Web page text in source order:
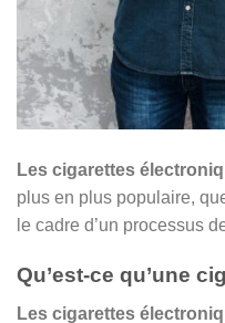
Les cigarettes
plus en plus populaire,
le cadre d’un processus
Qu’est-ce qu’une
Les cigarettes